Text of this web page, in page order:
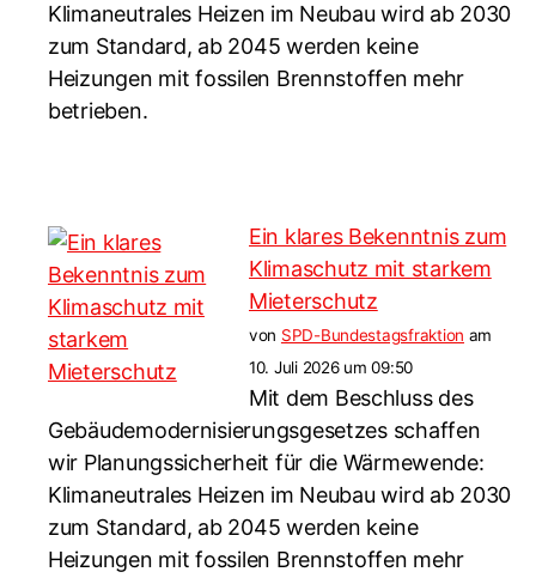
Klimaneutrales Heizen im Neubau wird ab 2030
zum Standard, ab 2045 werden keine
Heizungen mit fossilen Brennstoffen mehr
betrieben.
Ein klares Bekenntnis zum
Klimaschutz mit starkem
Mieterschutz
von SPD-Bundestagsfraktion am
10. Juli 2026 um 09:50
Mit dem Beschluss des
Gebäudemodernisierungsgesetzes schaffen
wir Planungssicherheit für die Wärmewende:
Klimaneutrales Heizen im Neubau wird ab 2030
zum Standard, ab 2045 werden keine
Heizungen mit fossilen Brennstoffen mehr